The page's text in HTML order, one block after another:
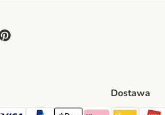
Dostawa